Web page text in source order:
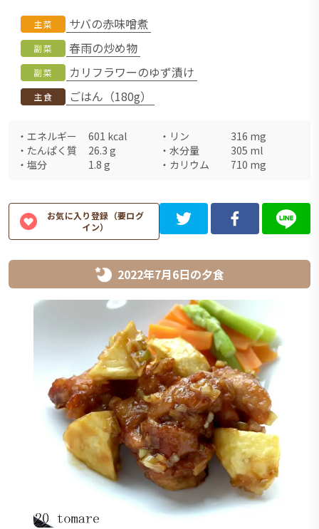
主菜 サバの赤味噌煮
副菜 春雨の炒め物
副菜 カリフラワーのゆず漬け
主食 ごはん（180g）
・ エネルギー 601 kcal ・ リン 316 mg
・ たんぱく質 26.3 g ・ 水分量 305 ml
・ 塩分 1.8 g ・ カリウム 710 mg
お気に入り登録（要ログ
イン）
2022年7月6日の夕食